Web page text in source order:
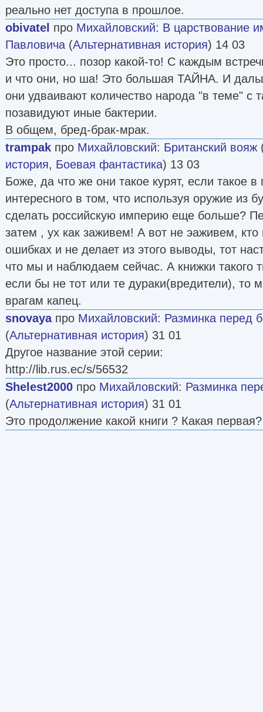
реально нет доступа в прошлое.
obivatel про Михайловский: В царствование
Павловича (Альтернативная история) 14 03
Это просто... позор какой-то! С каждым
и что они, но ша! Это большая ТАЙНА. И
они удваивают количество народа "в теме" с
позавидуют иные бактерии.
В общем, бред-брак-мрак.
trampak про Михайловский: Британский вояж
история, Боевая фантастика) 13 03
Боже, да что же они такое курят, если такое в
интересного в том, что используя оружие из
сделать российскую империю еще больше?
затем , ух как заживем! А вот не эаживем, кто
ошибках и не делает из этого выводы, тот
что мы и наблюдаем сейчас. А книжки такого
если бы не тот или те дураки(вредители), то
врагам капец.
snovayaпро Михайловский: Разминка перед
(Альтернативная история) 31 01
Другое название этой серии:
http://lib.rus.ec/s/56532
Shelest2000 про Михайловский: Разминка
(Альтернативная история) 31 01
Это продолжение какой книги ? Какая первая?